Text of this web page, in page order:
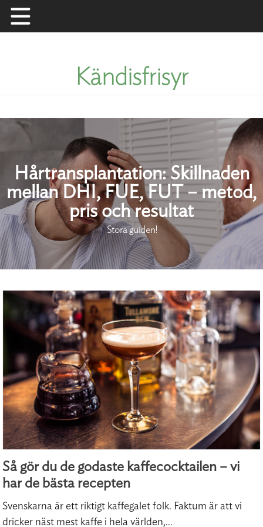
Skip
to
Kändisfrisyr
Hårtransplantation: Skillnaden
mellan DHI, FUE, FUT – metod,
pris och resultat
Stora guiden!
Så gör du de godaste kaffecocktailen – vi
har de bästa recepten
Svenskarna är ett riktigt kaffegalet folk. Faktum är att vi
dricker näst mest kaffe i hela världen,...